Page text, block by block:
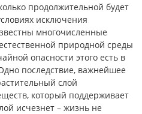
продолжительной будет
исключения
многочисленные
природной среды
опасности этого есть в
последствие, важнейшее
слой
который поддерживает
исчезнет – жизнь не